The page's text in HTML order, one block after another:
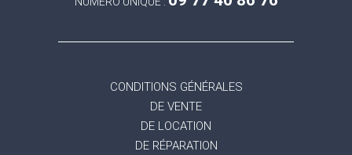
CONDITIONS GÉNÉRALES
DE VENTE
DE LOCATION
DE RÉPARATION